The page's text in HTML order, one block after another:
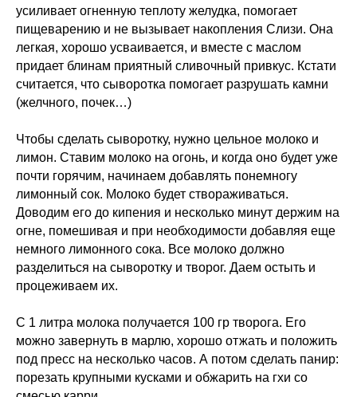
усиливает огненную теплоту желудка, помогает
пищеварению и не вызывает накопления Слизи. Она
легкая, хорошо усваивается, и вместе с маслом
придает блинам приятный сливочный привкус. Кстати
считается, что сыворотка помогает разрушать камни
(желчного, почек…)
Чтобы сделать сыворотку, нужно цельное молоко и
лимон. Ставим молоко на огонь, и когда оно будет уже
почти горячим, начинаем добавлять понемногу
лимонный сок. Молоко будет створаживаться.
Доводим его до кипения и несколько минут держим на
огне, помешивая и при необходимости добавляя еще
немного лимонного сока. Все молоко должно
разделиться на сыворотку и творог. Даем остыть и
процеживаем их.
С 1 литра молока получается 100 гр творога. Его
можно завернуть в марлю, хорошо отжать и положить
под пресс на несколько часов. А потом сделать панир:
порезать крупными кусками и обжарить на гхи со
Меню
Магазин
ИП Шиманская Ирина Владимировна
ОГРНИП 320784700135283
Специальный раздел сайта
ИНН 780514759572
Договор публичной оферты
Соцсети
ВКонтакте
Telegram